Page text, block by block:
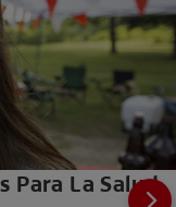
Para La Salud